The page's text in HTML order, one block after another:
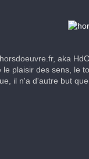
aka
le plaisir des sens, le
il n'a d'autre but